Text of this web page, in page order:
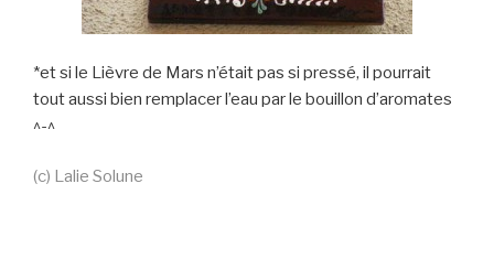
*et si le Lièvre de Mars n’était pas si pressé, il pourrait
tout aussi bien remplacer l’eau par le bouillon d’aromates
^-^
(c) Lalie Solune